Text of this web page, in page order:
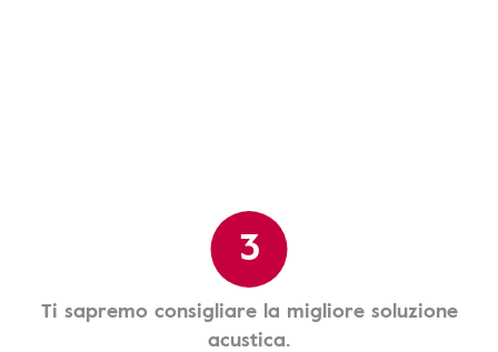
3
Ti sapremo consigliare la migliore soluzione
acustica.